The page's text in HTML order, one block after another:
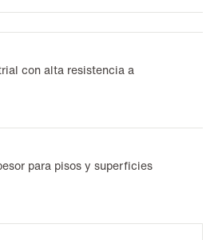
con alta resistencia a
para pisos y superficies